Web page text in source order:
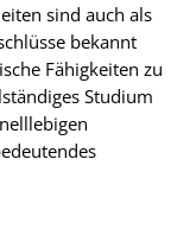
sind auch als
bekannt
Fähigkeiten zu
Studium